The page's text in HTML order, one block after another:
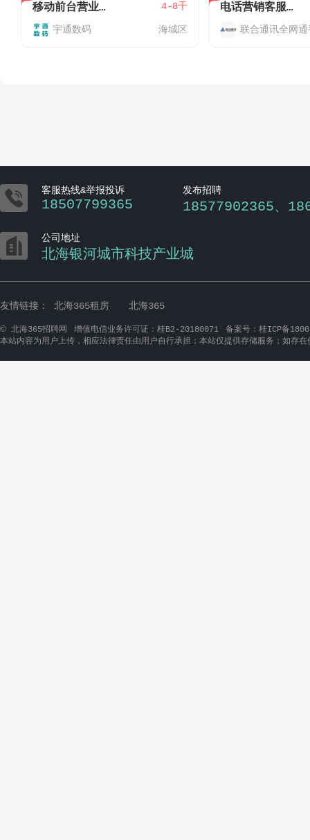
移动前台营业员（月休6天西路/北云营业厅） 4-8千
宇通数码 海城区
电话营销客服（中国移动）
 客服热线&举报投诉
18507799365
发布招聘
18577902365、
 公司地址
北海银河城市科技产业城
友情链接： 北海365租房 北海365
© 北海365招聘网 增值电信业务许可证：桂B2-20180071
备案号：桂ICP备
本站内容为用户上传，相应法律责任由用户自行承担；本站仅提供存储服务；如存